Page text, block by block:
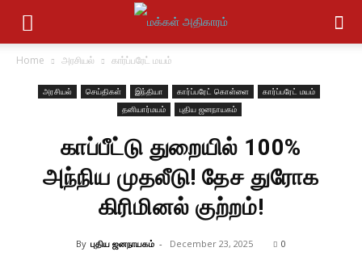
Home அரசியல் கார்ப்பரேட் மயம்
அரசியல் செய்திகள் இந்தியா கார்ப்பரேட் கொள்ளை
கார்ப்பரேட் மயம்
தனியார்மயம்
புதிய ஜனநாயகம்
காப்பீட்டு துறையில் 100%
அந்நிய முதலீடு! தேச துரோக
கிரிமினல் குற்றம்!
By புதிய ஜனநாயகம் - December 23, 2025 0